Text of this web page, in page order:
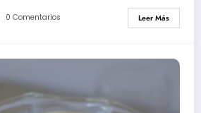
0 Comentarios Leer Más